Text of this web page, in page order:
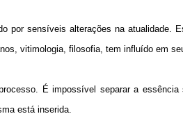
por sensíveis alterações na atualidade.
vitimologia, filosofia, tem influído em
É impossível separar a
está inserida.